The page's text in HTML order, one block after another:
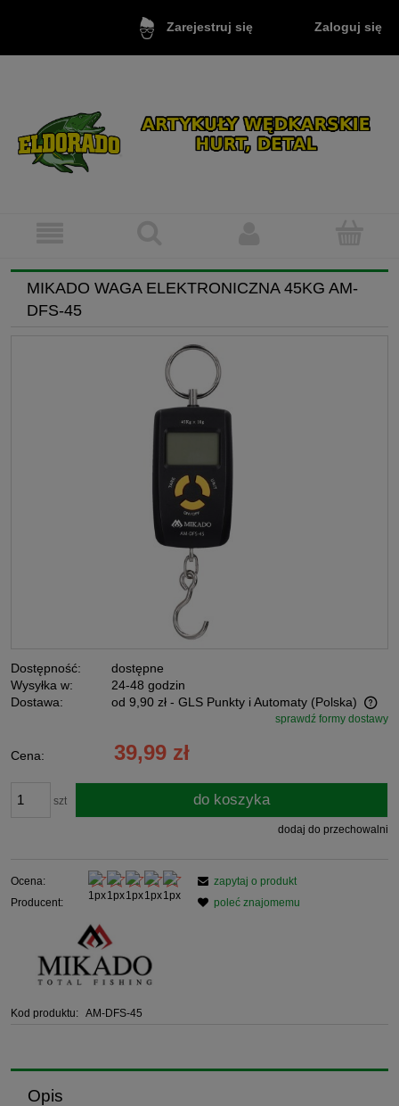
Zarejestruj się Zaloguj się
MIKADO WAGA ELEKTRONICZNA 45KG AM-
DFS-45
Dostępność:
dostępne
Wysyłka w:
24-48 godzin
Dostawa:
od 9,90 zł - GLS Punkty i Automaty (Polska)
Cena nie zawiera ewentualnych kosztów płatnościsprawdź formy dostawy
Cena: 39,99 zł
szt do koszyka
dodaj do przechowalni
Ocena:
Producent:
Kod produktu: AM-DFS-45
zapytaj o produkt
poleć znajomemu
Opis